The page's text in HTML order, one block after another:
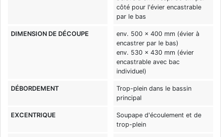
côté pour l'évier encastrable
par le bas
DIMENSION DE DÉCOUPE
env. 500 x 400 mm (évier à
encastrer par le bas)
env. 530 x 430 mm (évier
encastrable avec bac
individuel)
DÉBORDEMENT
Trop-plein dans le bassin
principal
EXCENTRIQUE
Soupape d'écoulement et de
trop-plein